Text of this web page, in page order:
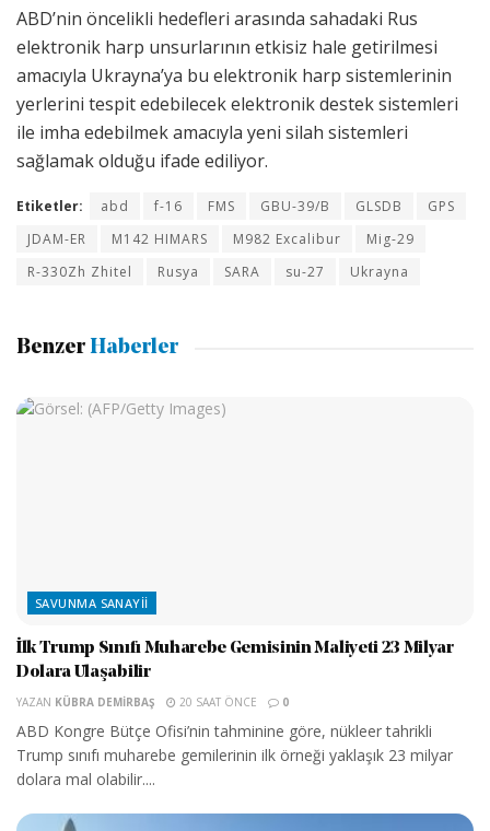
ABD’nin öncelikli hedefleri arasında sahadaki Rus
elektronik harp unsurlarının etkisiz hale getirilmesi
amacıyla Ukrayna’ya bu elektronik harp sistemlerinin
yerlerini tespit edebilecek elektronik destek sistemleri
ile imha edebilmek amacıyla yeni silah sistemleri
sağlamak olduğu ifade ediliyor.
Etiketler: abd f-16 FMS GBU-39/B GLSDB
GPS
JDAM-ER
M142 HIMARS M982 Excalibur
Mig-29
R-330Zh Zhitel
Rusya SARA su-27 Ukrayna
Benzer Haberler
SAVUNMA SANAYII
İlk Trump Sınıfı Muharebe Gemisinin Maliyeti 23 Milyar
Dolara Ulaşabilir
YAZAN KÜBRA DEMIRBAŞ 20 SAAT ÖNCE 0
ABD Kongre Bütçe Ofisi’nin tahminine göre, nükleer tahrikli
Trump sınıfı muharebe gemilerinin ilk örneği yaklaşık 23 milyar
dolara mal olabilir....